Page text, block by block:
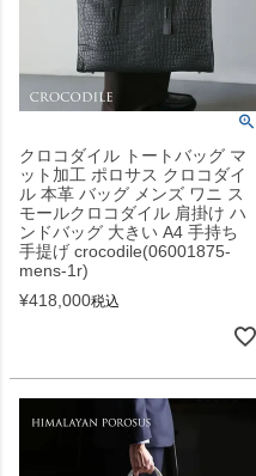
クロコダイル トートバッグ マ
ット加工 ポロサス クロコダイ
ル 本革 バッグ メンズ ワニ ス
モールクロコダイル 肩掛け ハ
ンドバッグ 大きい A4 手持ち
手提げ crocodile(06001875-
mens-1r)
¥418,000税込